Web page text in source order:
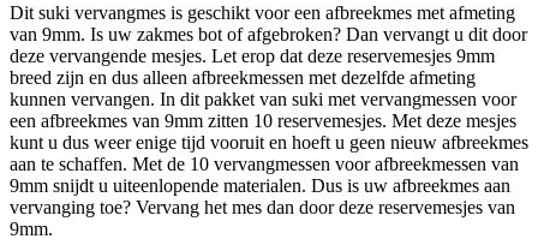
Dit suki vervangmes is geschikt voor een afbreekmes met afmeting
van 9mm. Is uw zakmes bot of afgebroken? Dan vervangt u dit door
deze vervangende mesjes. Let erop dat deze reservemesjes 9mm
breed zijn en dus alleen afbreekmessen met dezelfde afmeting
kunnen vervangen. In dit pakket van suki met vervangmessen voor
een afbreekmes van 9mm zitten 10 reservemesjes. Met deze mesjes
kunt u dus weer enige tijd vooruit en hoeft u geen nieuw afbreekmes
aan te schaffen. Met de 10 vervangmessen voor afbreekmessen van
9mm snijdt u uiteenlopende materialen. Dus is uw afbreekmes aan
vervanging toe? Vervang het mes dan door deze reservemesjes van
9mm.